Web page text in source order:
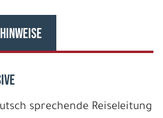
HINWEISE
sprechende Reiseleitung